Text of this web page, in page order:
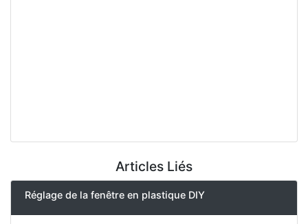
Articles Liés
Réglage de la fenêtre en plastique DIY